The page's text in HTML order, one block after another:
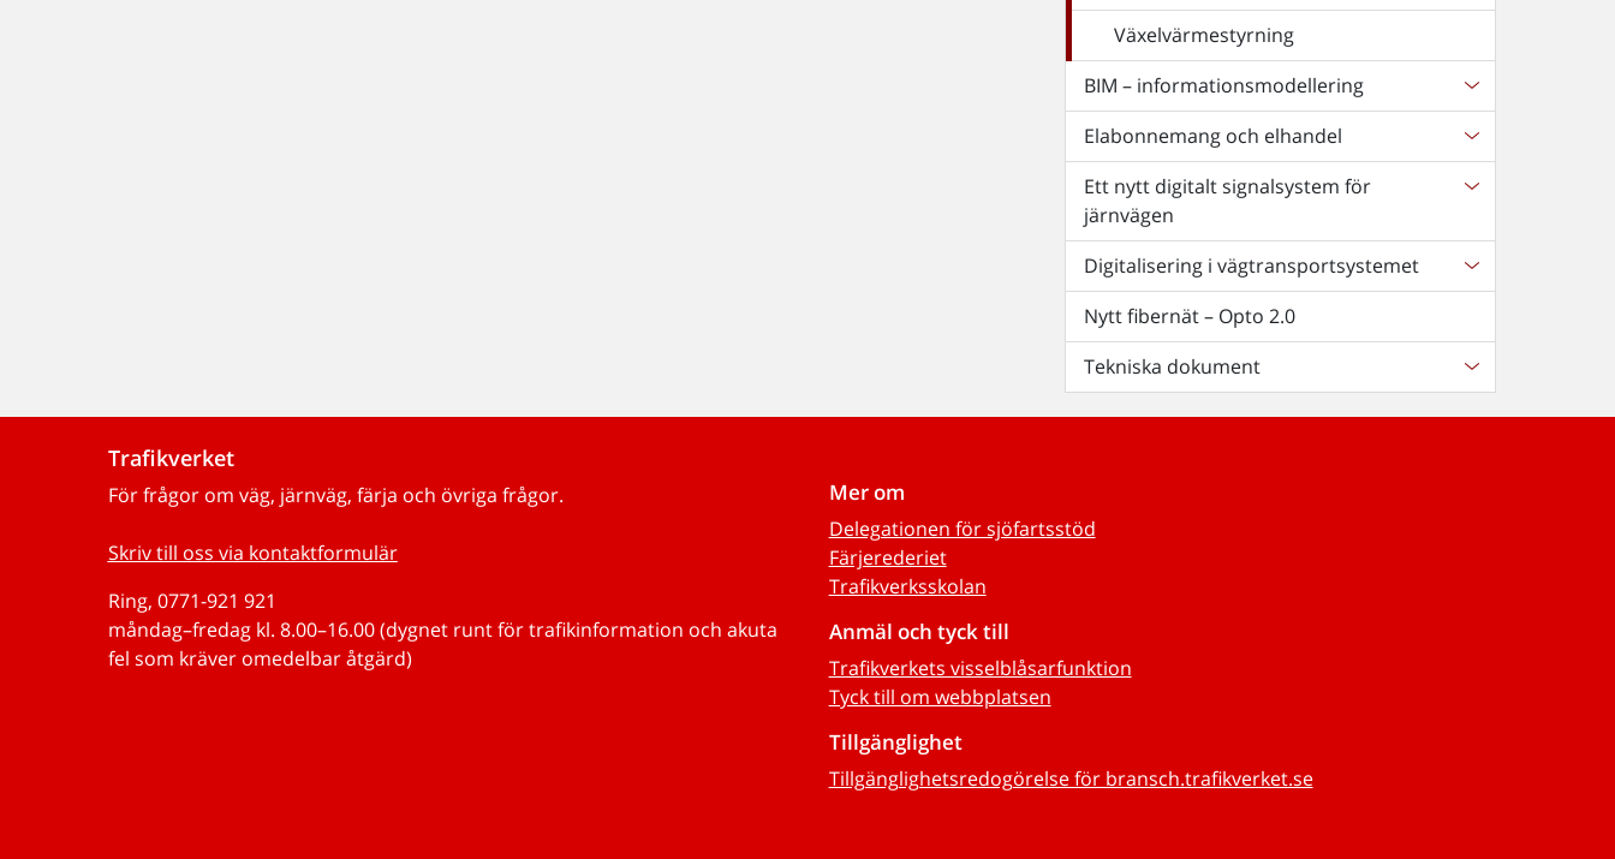
Växelvärmestyrning
BIM – informationsmodellering
Elabonnemang och elhandel
Ett nytt digitalt signalsystem för
järnvägen
Digitalisering i vägtransportsystemet
Nytt fibernät – Opto 2.0
Tekniska dokument
Trafikverket
För frågor om väg, järnväg, färja och övriga frågor.
Skriv till oss via kontaktformulär
Ring, 0771-921 921
måndag–fredag kl. 8.00–16.00 (dygnet runt för trafikinformation och akuta
fel som kräver omedelbar åtgärd)
Mer om
Delegationen för sjöfartsstöd
Färjerederiet
Trafikverksskolan
Anmäl och tyck till
Trafikverkets visselblåsarfunktion
Tyck till om webbplatsen
Tillgänglighet
Tillgänglighetsredogörelse för bransch.trafikverket.se